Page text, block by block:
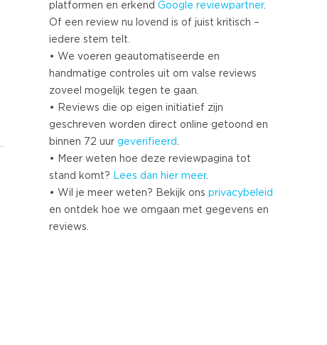
platformen en erkend Google reviewpartner.
Of een review nu lovend is of juist kritisch –
iedere stem telt.
• We voeren geautomatiseerde en
handmatige controles uit om valse reviews
zoveel mogelijk tegen te gaan.
• Reviews die op eigen initiatief zijn
geschreven worden direct online getoond en
binnen 72 uur geverifieerd.
• Meer weten hoe deze reviewpagina tot
stand komt? Lees dan hier meer.
• Wil je meer weten? Bekijk ons privacybeleid
en ontdek hoe we omgaan met gegevens en
reviews.